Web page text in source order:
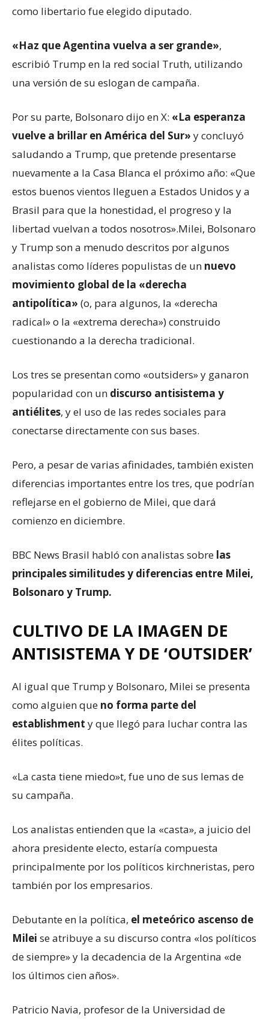
como libertario fue elegido diputado.
«Haz que Agentina vuelva a ser grande»,
escribió Trump en la red social Truth, utilizando
una versión de su eslogan de campaña.
Por su parte, Bolsonaro dijo en X: «La esperanza
vuelve a brillar en América del Sur» y concluyó
saludando a Trump, que pretende presentarse
nuevamente a la Casa Blanca el próximo año: «Que
estos buenos vientos lleguen a Estados Unidos y a
Brasil para que la honestidad, el progreso y la
libertad vuelvan a todos nosotros».Milei, Bolsonaro
y Trump son a menudo descritos por algunos
analistas como líderes populistas de un nuevo
movimiento global de la «derecha
antipolítica» (o, para algunos, la «derecha
radical» o la «extrema derecha») construido
cuestionando a la derecha tradicional.
Los tres se presentan como «outsiders» y ganaron
popularidad con un discurso antisistema y
antiélites, y el uso de las redes sociales para
conectarse directamente con sus bases.
Pero, a pesar de varias afinidades, también existen
diferencias importantes entre los tres, que podrían
reflejarse en el gobierno de Milei, que dará
comienzo en diciembre.
BBC News Brasil habló con analistas sobre las
principales similitudes y diferencias entre Milei,
Bolsonaro y Trump.
CULTIVO DE LA IMAGEN DE
ANTISISTEMA Y DE ‘OUTSIDER’
Al igual que Trump y Bolsonaro, Milei se presenta
como alguien que no forma parte del
establishment y que llegó para luchar contra las
élites políticas.
«La casta tiene miedo»t, fue uno de sus lemas de
su campaña.
Los analistas entienden que la «casta», a juicio del
ahora presidente electo, estaría compuesta
principalmente por los políticos kirchneristas, pero
también por los empresarios.
Debutante en la política, el meteórico ascenso de
Milei se atribuye a su discurso contra «los políticos
de siempre» y la decadencia de la Argentina «de
los últimos cien años».
Patricio Navia, profesor de la Universidad de